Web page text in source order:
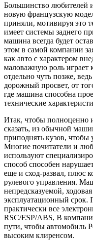
Большинство любителей
новую французскую
приняли, мотивируя это
имеет системы заднего
машина всегда будет
этом в самой компании
как авто с характером
маловажную роль играет
отдельно чуть позже,
дорожный просвет, от
где машина способна
технические
Итак, чтобы полноценно и
сказать, из обычной
приподнять кузов, чтобы
Многие почитатели и
используют
способ способен
еще и сход-развал, плюс
рулевого управления.
непредсказуемой,
эксплуатационный срок.
практически все
RSC/ESP/ABS, В
пути, чтобы автомобиль
высоким клиренсом.